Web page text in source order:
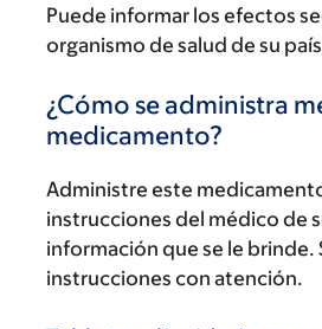
Puede informar los efectos
organismo de salud de su
¿Cómo se administra
medicamento?
Administre este
instrucciones del médico de
información que se le brinde.
instrucciones con atención.